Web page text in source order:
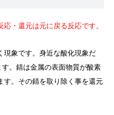
・還元は元に戻る反応です。
現象です。身近な酸化現象だ
す。錆は金属の表面物質が酸素
す。その錆を取り除く事を還元